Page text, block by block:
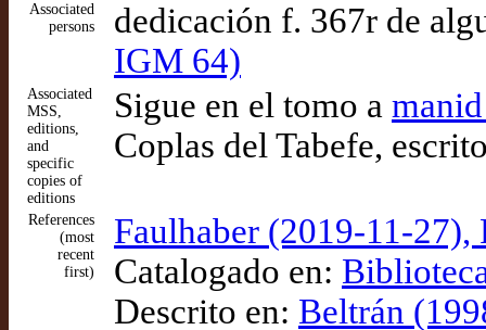
Associated
persons
dedicación f. 367r de
IGM 64)
Associated
MSS,
editions,
and
specific
copies of
editions
Sigue en el tomo a
Coplas del Tabefe,
References
(most
recent
first)
Faulhaber (2019-11-
Catalogado en:
Descrito en: Beltrán